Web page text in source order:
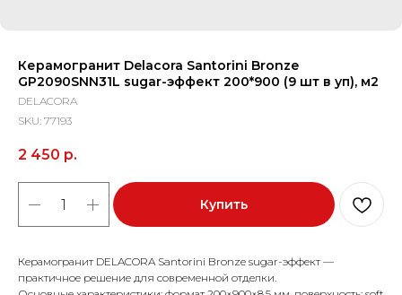
Керамогранит Delacora Santorini Bronze
GP2090SNN31L sugar-эффект 200*900 (9 шт в уп), м2
DELACORA
SKU: 77193
2 450 р.
Купить
Керамогранит DELACORA Santorini Bronze sugar-эффект —
практичное решение для современной отделки.